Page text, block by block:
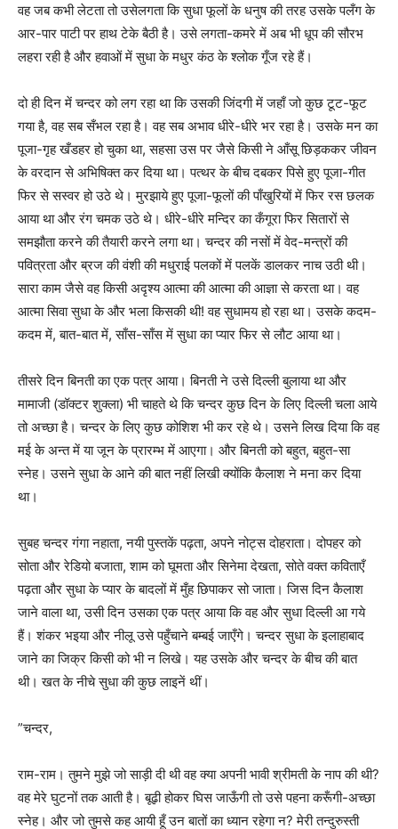
वह जब कभी लेटता तो उसेलगता कि सुधा फूलों के धनुष की तरह उसके पलँग के
आर-पार पाटी पर हाथ टेके बैठी है। उसे लगता-कमरे में अब भी धूप की सौरभ
लहरा रही है और हवाओं में सुधा के मधुर कंठ के श्लोक गूँज रहे हैं।
दो ही दिन में चन्दर को लग रहा था कि उसकी जिंदगी में जहाँ जो कुछ टूट-फूट
गया है, वह सब सँभल रहा है। वह सब अभाव धीरे-धीरे भर रहा है। उसके मन का
पूजा-गृह खँडहर हो चुका था, सहसा उस पर जैसे किसी ने आँसू छिड़ककर जीवन
के वरदान से अभिषिक्त कर दिया था। पत्थर के बीच दबकर पिसे हुए पूजा-गीत
फिर से सस्वर हो उठे थे। मुरझाये हुए पूजा-फूलों की पाँखुरियों में फिर रस छलक
आया था और रंग चमक उठे थे। धीरे-धीरे मन्दिर का कँगूरा फिर सितारों से
समझौता करने की तैयारी करने लगा था। चन्दर की नसों में वेद-मन्त्रों की
पवित्रता और ब्रज की वंशी की मधुराई पलकों में पलकें डालकर नाच उठी थी।
सारा काम जैसे वह किसी अदृश्य आत्मा की आत्मा की आज्ञा से करता था। वह
आत्मा सिवा सुधा के और भला किसकी थी! वह सुधामय हो रहा था। उसके कदम-
कदम में, बात-बात में, साँस-साँस में सुधा का प्यार फिर से लौट आया था।
तीसरे दिन बिनती का एक पत्र आया। बिनती ने उसे दिल्ली बुलाया था और
मामाजी (डॉक्टर शुक्ला) भी चाहते थे कि चन्दर कुछ दिन के लिए दिल्ली चला आये
तो अच्छा है। चन्दर के लिए कुछ कोशिश भी कर रहे थे। उसने लिख दिया कि वह
मई के अन्त में या जून के प्रारम्भ में आएगा। और बिनती को बहुत, बहुत-सा
स्नेह। उसने सुधा के आने की बात नहीं लिखी क्योंकि कैलाश ने मना कर दिया
था।
सुबह चन्दर गंगा नहाता, नयी पुस्तकें पढ़ता, अपने नोट्स दोहराता। दोपहर को
सोता और रेडियो बजाता, शाम को घूमता और सिनेमा देखता, सोते वक्त कविताएँ
पढ़ता और सुधा के प्यार के बादलों में मुँह छिपाकर सो जाता। जिस दिन कैलाश
जाने वाला था, उसी दिन उसका एक पत्र आया कि वह और सुधा दिल्ली आ गये
हैं। शंकर भइया और नीलू उसे पहुँचाने बम्बई जाएँगे। चन्दर सुधा के इलाहाबाद
जाने का जिक्र किसी को भी न लिखे। यह उसके और चन्दर के बीच की बात
थी। खत के नीचे सुधा की कुछ लाइनें थीं।
”चन्दर,
राम-राम। तुमने मुझे जो साड़ी दी थी वह क्या अपनी भावी श्रीमती के नाप की थी?
वह मेरे घुटनों तक आती है। बूढ़ी होकर घिस जाऊँगी तो उसे पहना करूँगी-अच्छा
स्नेह। और जो तुमसे कह आयी हूँ उन बातों का ध्यान रहेगा न? मेरी तन्दुरुस्ती